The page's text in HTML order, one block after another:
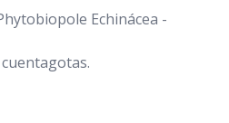
Echinácea -